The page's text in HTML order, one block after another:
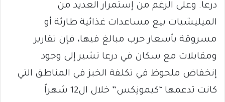
درعا. وعلى الرغم من إستمرار العديد من
الميليشيات بيع مساعدات غذائية طارئة أو
مسروقة بأسعار حرب مبالغ فيها، فإن تقارير
ومقابلات مع سكان في درعا تشير إلى وجود
إنخفاض ملحوظ في تكلفة الخبز في المناطق التي
كانت تدعمها “كيمونِكس” خلال ال12 شهراً